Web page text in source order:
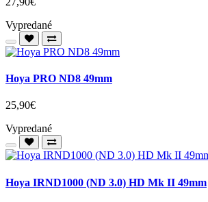
Vypredané
Hoya PRO ND8 49mm
25,90€
Vypredané
Hoya IRND1000 (ND 3.0) HD Mk II 49mm